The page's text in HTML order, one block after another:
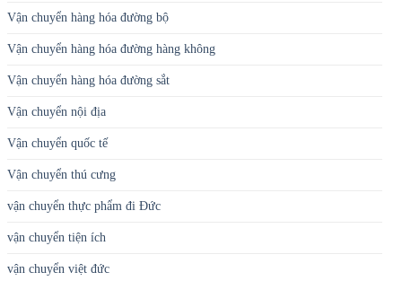
Vận chuyển hàng hóa đường bộ
Vận chuyển hàng hóa đường hàng không
Vận chuyển hàng hóa đường sắt
Vận chuyển nội địa
Vận chuyển quốc tế
Vận chuyển thú cưng
vận chuyển thực phẩm đi Đức
vận chuyển tiện ích
vận chuyển việt đức